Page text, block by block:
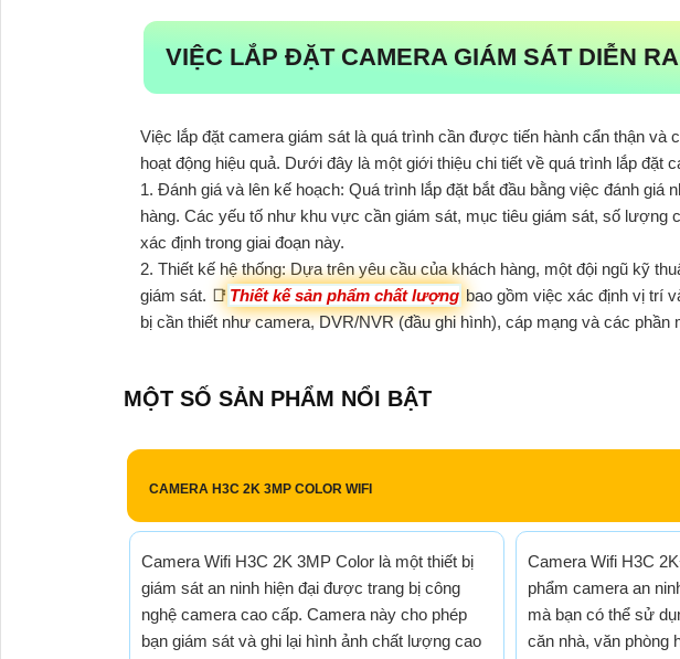
VIỆC LẮP ĐẶT CAMERA GIÁM SÁT DIỄN
Việc lắp đặt camera giám sát là quá trình cần được tiến hành cẩn thận và
hoạt động hiệu quả. Dưới đây là một giới thiệu chi tiết về quá trình lắp đặt
1. Đánh giá và lên kế hoạch: Quá trình lắp đặt bắt đầu bằng việc đánh giá
hàng. Các yếu tố như khu vực cần giám sát, mục tiêu giám sát, số lượng
xác định trong giai đoạn này.
2. Thiết kế hệ thống: Dựa trên yêu cầu của khách hàng, một đội ngũ kỹ
giám sát. 📑 Thiết kế sản phẩm chất lượng bao gồm việc xác định vị trí
bị cần thiết như camera, DVR/NVR (đầu ghi hình), cáp mạng và các phần
MỘT SỐ SẢN PHẨM NỔI BẬT
CAMERA H3C 2K 3MP COLOR WIFI
Camera Wifi H3C 2K 3MP Color là một thiết bị
giám sát an ninh hiện đại được trang bị công
nghệ camera cao cấp. Camera này cho phép
bạn giám sát và ghi lại hình ảnh chất lượng cao
Camera Wifi H3C
phẩm camera an
mà bạn có thể sử
căn nhà, văn phòng